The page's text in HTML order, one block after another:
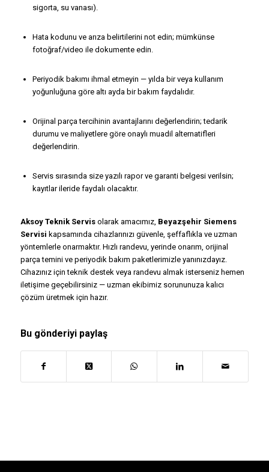
sigorta, su vanası).
Hata kodunu ve arıza belirtilerini not edin; mümkünse
fotoğraf/video ile dokumente edin.
Periyodik bakımı ihmal etmeyin — yılda bir veya kullanım
yoğunluğuna göre altı ayda bir bakım faydalıdır.
Orijinal parça tercihinin avantajlarını değerlendirin; tedarik
durumu ve maliyetlere göre onaylı muadil alternatifleri
değerlendirin.
Servis sırasında size yazılı rapor ve garanti belgesi verilsin;
kayıtlar ileride faydalı olacaktır.
Aksoy Teknik Servisolarak amacımız, Beyazşehir Siemens
Servisi kapsamında cihazlarınızı güvenle, şeffaflıkla ve uzman
yöntemlerle onarmaktır. Hızlı randevu, yerinde onarım, orijinal
parça temini ve periyodik bakım paketlerimizle yanınızdayız.
Cihazınız için teknik destek veya randevu almak isterseniz hemen
iletişime geçebilirsiniz — uzman ekibimiz sorununuza kalıcı
çözüm üretmek için hazır.
Bu gönderiyi paylaş